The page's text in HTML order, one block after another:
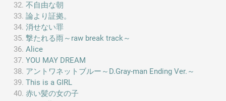
不自由な朝
論より証拠。
消せない罪
撃たれる雨～raw break track～
Alice
YOU MAY DREAM
アントワネットブルー～D.Gray-man Ending Ver.～
This is a GIRL
赤い髪の女の子